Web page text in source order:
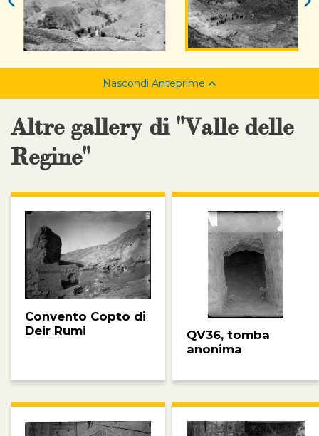
Nascondi Anteprime
Altre gallery di "Valle delle
Regine"
Convento Copto di
Deir Rumi
QV36, tomba
anonima